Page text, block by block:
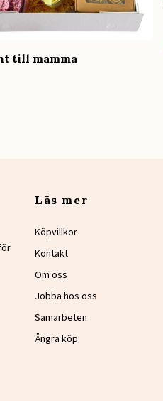
till mamma
Läs mer
Köpvillkor
Kontakt
Om oss
Jobba hos oss
Samarbeten
Ångra köp